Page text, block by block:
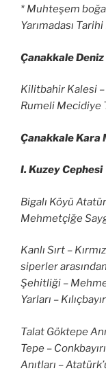
* Muhteşem
Yarımadası
Çanakkale
Kilitbahir Kalesi –
Rumeli Mecidiye
Çanakkale Kara
I. Kuzey Cephesi
Bigalı Köyü
Mehmetçiğe
Kanlı Sırt –
siperler
Şehitliği –
Yarları –
Talat Göktepe
Tepe –
Anıtları –